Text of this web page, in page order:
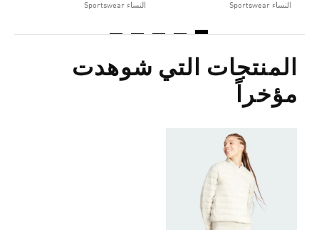
النساء Sportswear النساء Sportswear
المنتجات التي شوهدت
مؤخراً